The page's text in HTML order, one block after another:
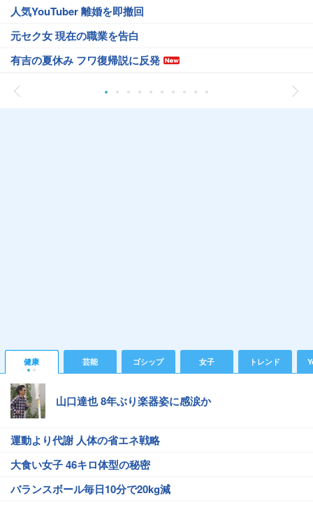
人気YouTuber 離婚を即撤回
元セク女 現在の職業を告白
有吉の夏休み フワ復帰説に反発
健康 芸能 ゴシップ 女子 トレンド
山口達也 8年ぶり楽器姿に感涙か
運動より代謝 人体の省エネ戦略
大食い女子 46キロ体型の秘密
バランスボール毎日10分で20kg減